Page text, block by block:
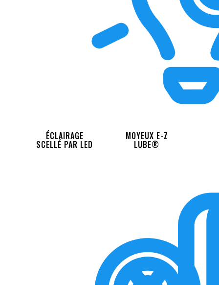
ÉCLAIRAGE
SCELLÉ PAR LED
MOYEUX E-Z
LUBE®